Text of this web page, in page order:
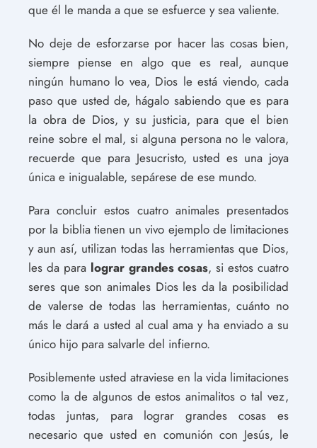
que él le manda a que se esfuerce y sea valiente.
No deje de esforzarse por hacer las cosas bien,
siempre piense en algo que es real, aunque
ningún humano lo vea, Dios le está viendo, cada
paso que usted de, hágalo sabiendo que es para
la obra de Dios, y su justicia, para que el bien
reine sobre el mal, si alguna persona no le valora,
recuerde que para Jesucristo, usted es una joya
única e inigualable, sepárese de ese mundo.
Para concluir estos cuatro animales presentados
por la biblia tienen un vivo ejemplo de limitaciones
y aun así, utilizan todas las herramientas que Dios,
les da para lograr grandes cosas, si estos cuatro
seres que son animales Dios les da la posibilidad
de valerse de todas las herramientas, cuánto no
más le dará a usted al cual ama y ha enviado a su
único hijo para salvarle del infierno.
Posiblemente usted atraviese en la vida limitaciones
como la de algunos de estos animalitos o tal vez,
todas juntas, para lograr grandes cosas es
necesario que usted en comunión con Jesús, le